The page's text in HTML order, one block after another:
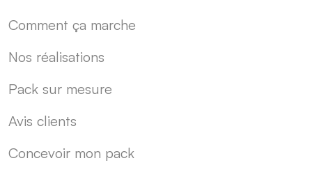
Comment ça marche
Nos réalisations
Pack sur mesure
Avis clients
Concevoir mon pack